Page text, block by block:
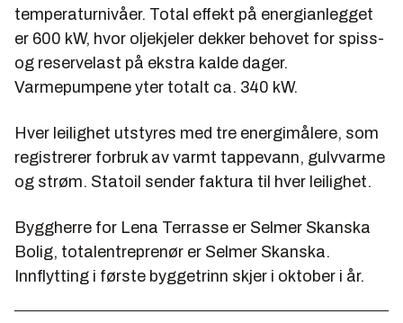
temperaturnivåer. Total effekt på energianlegget
er 600 kW, hvor oljekjeler dekker behovet for spiss-
og reservelast på ekstra kalde dager.
Varmepumpene yter totalt ca. 340 kW.
Hver leilighet utstyres med tre energimålere, som
registrerer forbruk av varmt tappevann, gulvvarme
og strøm. Statoil sender faktura til hver leilighet.
Byggherre for Lena Terrasse er Selmer Skanska
Bolig, totalentreprenør er Selmer Skanska.
Innflytting i første byggetrinn skjer i oktober i år.